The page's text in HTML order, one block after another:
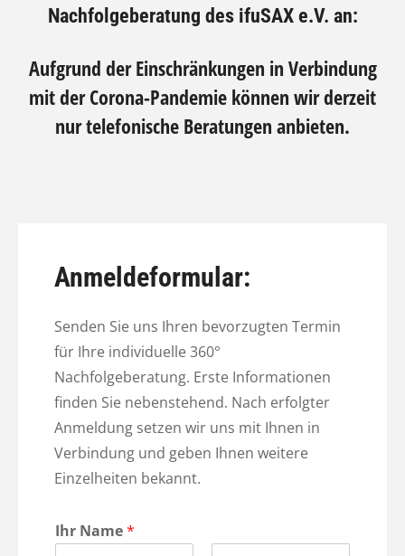
Nachfolgeberatung des ifuSAX e.V. an:
Aufgrund der Einschränkungen in Verbindung
mit der Corona-Pandemie können wir derzeit
nur telefonische Beratungen anbieten.
Anmeldeformular:
Senden Sie uns Ihren bevorzugten Termin
für Ihre individuelle 360°
Nachfolgeberatung. Erste Informationen
finden Sie nebenstehend. Nach erfolgter
Anmeldung setzen wir uns mit Ihnen in
Verbindung und geben Ihnen weitere
Einzelheiten bekannt.
Ihr Name*